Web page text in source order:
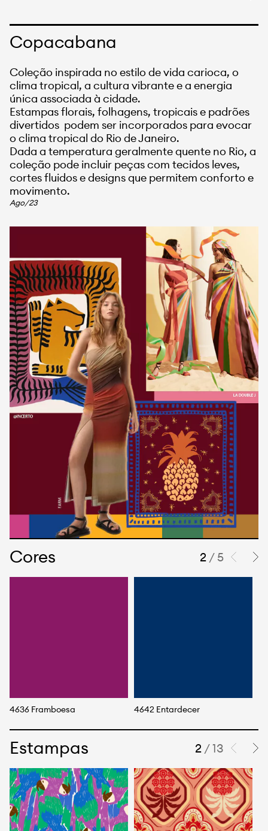
Copacabana
Coleção inspirada no estilo de vida carioca, o
clima tropical, a cultura vibrante e a energia
única associada à cidade.
Estampas florais, folhagens, tropicais e padrões
divertidos podem ser incorporados para evocar
o clima tropical do Rio de Janeiro.
Dada a temperatura geralmente quente no Rio, a
coleção pode incluir peças com tecidos leves,
cortes fluidos e designs que permitem conforto e
movimento.
Ago/23
Cores 2 / 5
4636 Framboesa 4642 Entardecer
Estampas 2 / 13